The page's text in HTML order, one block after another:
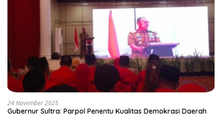
24 November 2025
Gubernur Sultra: Parpol Penentu Kualitas Demokrasi Daerah